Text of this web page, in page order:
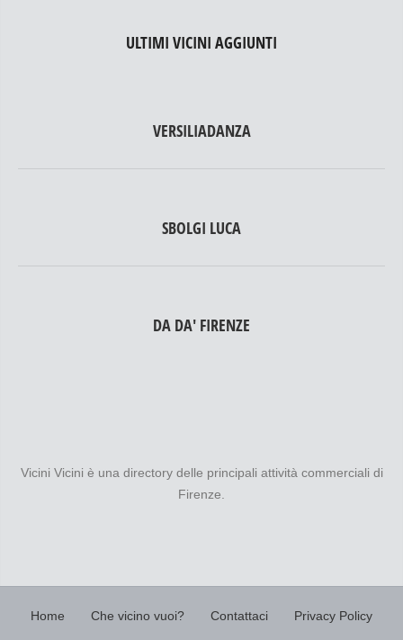
ULTIMI VICINI AGGIUNTI
VERSILIADANZA
SBOLGI LUCA
DA DA' FIRENZE
Vicini Vicini è una directory delle principali attività commerciali di
Firenze.
Home Che vicino vuoi? Contattaci Privacy Policy